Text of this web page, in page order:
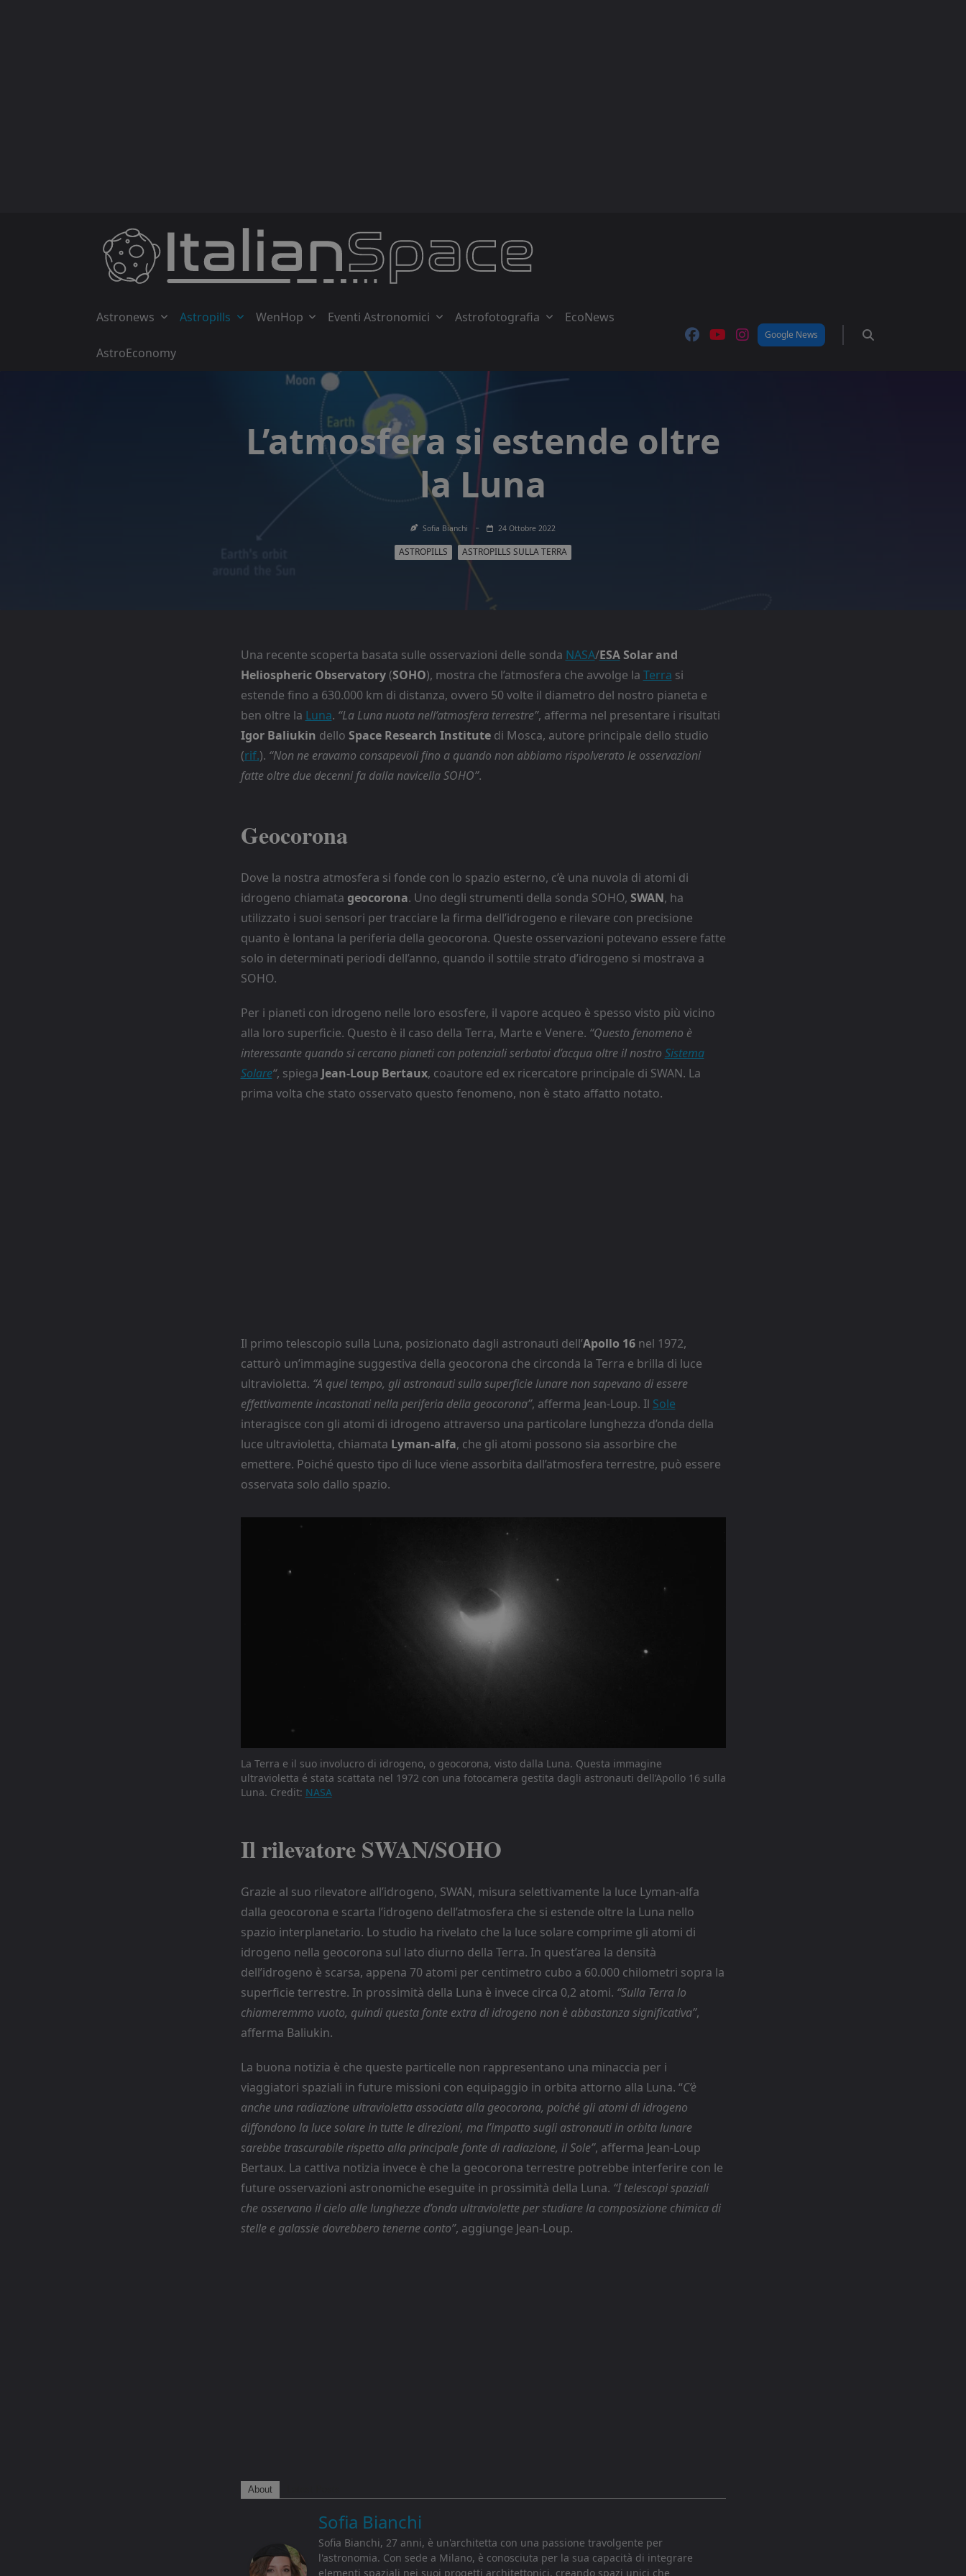
Astronews Astropills WenHop Eventi Astronomici Astrofotografia EcoNews
AstroEconomy
Google News
L’atmosfera si estende oltre
la Luna
Sofia Bianchi 24 Ottobre 2022
ASTROPILLS ASTROPILLS SULLA TERRA
Una recente scoperta basata sulle osservazioni delle sonda NASA/ESA Solar and
Heliospheric Observatory(SOHO), mostra che l’atmosfera che avvolge la Terra si
estende fino a 630.000 km di distanza, ovvero 50 volte il diametro del nostro pianeta e
ben oltre la Luna. “La Luna nuota nell’atmosfera terrestre”, afferma nel presentare i risultati
Igor Baliukin dello Space Research Institutedi Mosca, autore principale dello studio
(rif.). “Non ne eravamo consapevoli fino a quando non abbiamo rispolverato le osservazioni
fatte oltre due decenni fa dalla navicella SOHO”.
Geocorona
Dove la nostra atmosfera si fonde con lo spazio esterno, c’è una nuvola di atomi di
idrogeno chiamata geocorona. Uno degli strumenti della sonda SOHO, SWAN, ha
utilizzato i suoi sensori per tracciare la firma dell’idrogeno e rilevare con precisione
quanto è lontana la periferia della geocorona. Queste osservazioni potevano essere fatte
solo in determinati periodi dell’anno, quando il sottile strato d’idrogeno si mostrava a
SOHO.
Per i pianeti con idrogeno nelle loro esosfere, il vapore acqueo è spesso visto più vicino
alla loro superficie. Questo è il caso della Terra, Marte e Venere. “Questo fenomeno è
interessante quando si cercano pianeti con potenziali serbatoi d’acqua oltre il nostro Sistema
Solare“, spiega Jean-Loup Bertaux, coautore ed ex ricercatore principale di SWAN. La
prima volta che stato osservato questo fenomeno, non è stato affatto notato.
Il primo telescopio sulla Luna, posizionato dagli astronauti dell’Apollo 16nel 1972,
catturò un’immagine suggestiva della geocorona che circonda la Terra e brilla di luce
ultravioletta. “A quel tempo, gli astronauti sulla superficie lunare non sapevano di essere
effettivamente incastonati nella periferia della geocorona”, afferma Jean-Loup. Il Sole
interagisce con gli atomi di idrogeno attraverso una particolare lunghezza d’onda della
luce ultravioletta, chiamata Lyman-alfa, che gli atomi possono sia assorbire che
emettere. Poiché questo tipo di luce viene assorbita dall’atmosfera terrestre, può essere
osservata solo dallo spazio.
La Terra e il suo involucro di idrogeno, o geocorona, visto dalla Luna. Questa immagine
ultravioletta é stata scattata nel 1972 con una fotocamera gestita dagli astronauti dell’Apollo 16 sulla
Luna. Credit: NASA
Il rilevatore SWAN/SOHO
Grazie al suo rilevatore all’idrogeno, SWAN, misura selettivamente la luce Lyman-alfa
dalla geocorona e scarta l’idrogeno dell’atmosfera che si estende oltre la Luna nello
spazio interplanetario. Lo studio ha rivelato che la luce solare comprime gli atomi di
idrogeno nella geocorona sul lato diurno della Terra. In quest’area la densità
dell’idrogeno è scarsa, appena 70 atomi per centimetro cubo a 60.000 chilometri sopra la
superficie terrestre. In prossimità della Luna è invece circa 0,2 atomi. “Sulla Terra lo
chiameremmo vuoto, quindi questa fonte extra di idrogeno non è abbastanza significativa”,
afferma Baliukin.
La buona notizia è che queste particelle non rappresentano una minaccia per i
viaggiatori spaziali in future missioni con equipaggio in orbita attorno alla Luna. “C’è
anche una radiazione ultravioletta associata alla geocorona, poiché gli atomi di idrogeno
diffondono la luce solare in tutte le direzioni, ma l’impatto sugli astronauti in orbita lunare
sarebbe trascurabile rispetto alla principale fonte di radiazione, il Sole”, afferma Jean-Loup
Bertaux. La cattiva notizia invece è che la geocorona terrestre potrebbe interferire con le
future osservazioni astronomiche eseguite in prossimità della Luna. “I telescopi spaziali
che osservano il cielo alle lunghezze d’onda ultraviolette per studiare la composizione chimica di
stelle e galassie dovrebbero tenerne conto”, aggiunge Jean-Loup.
About
Sofia Bianchi
Sofia Bianchi, 27 anni, è un'architetta con una passione travolgente per
l'astronomia. Con sede a Milano, è conosciuta per la sua capacità di integrare
elementi spaziali nei suoi progetti architettonici, creando spazi unici che